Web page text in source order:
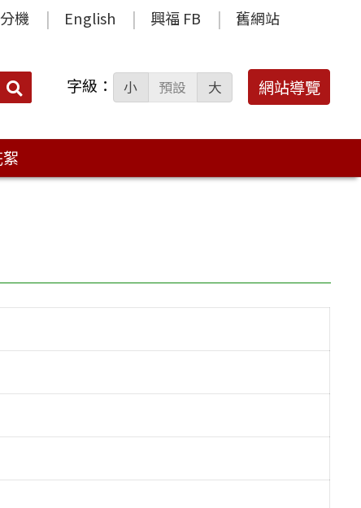
機 English 興福 FB 舊網站
搜
字級： 小 預設 大 網站導覽